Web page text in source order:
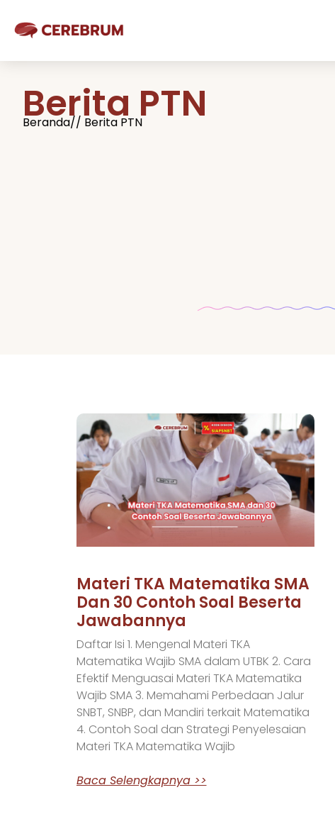
Berita PTN
Beranda// Berita PTN
Materi TKA Matematika SMA
Dan 30 Contoh Soal Beserta
Jawabannya
Daftar Isi 1. Mengenal Materi TKA
Matematika Wajib SMA dalam UTBK 2. Cara
Efektif Menguasai Materi TKA Matematika
Wajib SMA 3. Memahami Perbedaan Jalur
SNBT, SNBP, dan Mandiri terkait Matematika
4. Contoh Soal dan Strategi Penyelesaian
Materi TKA Matematika Wajib
Baca Selengkapnya >>